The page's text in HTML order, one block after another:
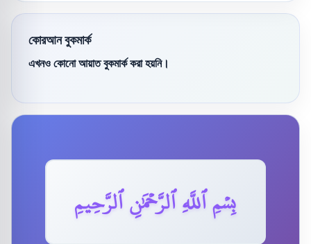
কোরআন বুকমার্ক
এখনও কোনো আয়াত বুকমার্ক করা হয়নি।
بِسۡمِ ٱللَّهِ ٱلرَّحۡمَٰنِ ٱلرَّحِيمِ